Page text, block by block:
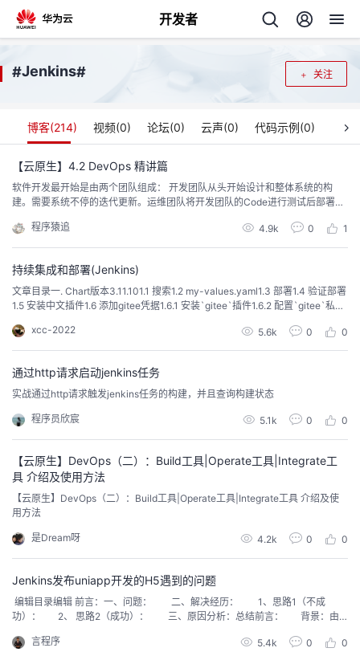
开发者
回
个
人
主
页
我
的
开
发
者
我
的
博
客
我
的
论
坛
我
的
圈
子
我
的
直
我
的
我
我
的
开
发
者
学
堂
我
的
课
我
的
我
我
的
Programs
我
的
支
持
我
的
技
术
我
的
云
关注
#Jenkins#
博客(214) 视频(0) 论坛(0) 云声(0) 代码示例(0)
【云原生】4.2 DevOps 精讲篇
软件开发最开始是由两个团队组成： 开发团队从头开始设计和整体系统的构
建。需要系统不停的迭代更新。运维团队将开发团队的Code进行测试后部署上
程序猿追
4.9k 0 1
持续集成和部署(Jenkins)
文章目录一. Chart版本3.11.101.1 搜索1.2 my-values.yaml1.3 部署1.4 验证部署
1.5 安装中文插件1.6 添加gitee凭据1.6.1 安装`gitee`插件1.6.2 配置`gitee`私钥
代码任务1.7 流水线部署1.7.1 配置集群1....
xcc-2022 5.6k 0 0
通过http请求启动jenkins任务
实战通过http请求触发jenkins任务的构建，并且查询构建状态
程序员欣宸 5.1k 0 0
【云原生】DevOps（二）：Build工具|Operate工具|Integrate工
具 介绍及使用方法
【云原生】DevOps（二）：Build工具|Operate工具|Integrate工具 介绍及使
用方法
是Dream呀 4.2k 0 0
Jenkins发布uniapp开发的H5遇到的问题
​ ​编辑目录​编辑 前言：一、问题： 二、解决经历： 1、思路1（不成
功）： 2、 思路2（成功）： 三、原因分析：总结前言： 背景：由
程序。两端功能的完全一样，但是需要维护两个项目，最近客户提了需求需要
言程序 5.4k 0 0